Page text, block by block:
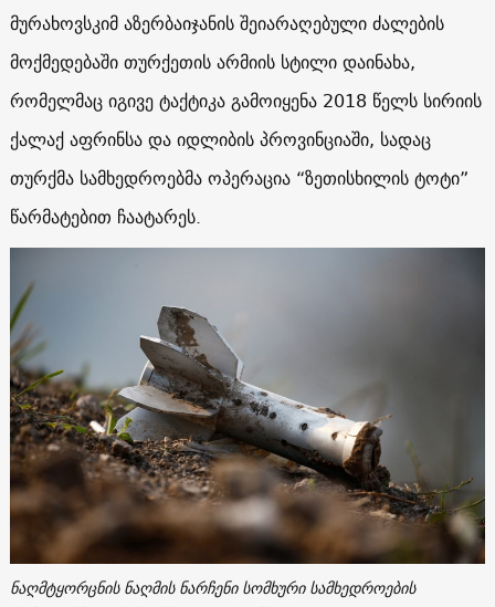
მურახოვსკიმ აზერბაიჯანის შეიარაღებული ძალების
მოქმედებაში თურქეთის არმიის სტილი დაინახა,
რომელმაც იგივე ტაქტიკა გამოიყენა 2018 წელს სირიის
ქალაქ აფრინსა და იდლიბის პროვინციაში, სადაც
თურქმა სამხედროებმა ოპერაცია “ზეთისხილის ტოტი”
წარმატებით ჩაატარეს.
ნაღმტყორცნის ნაღმის ნარჩენი სომხური სამხედროების